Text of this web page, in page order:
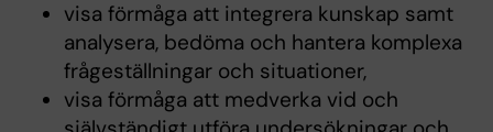
visa förmåga att integrera kunskap samt
analysera, bedöma och hantera komplexa
frågeställningar och situationer,
visa förmåga att medverka vid och